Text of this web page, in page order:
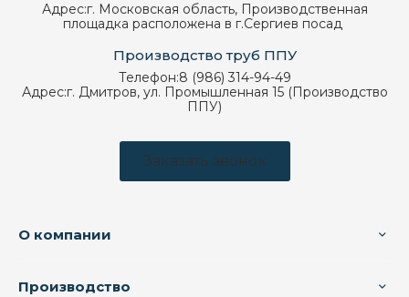
Адрес:г. Московская область, Производственная
площадка расположена в г.Сергиев посад
Производство труб ППУ
Телефон:8 (986) 314-94-49
Адрес:г. Дмитров, ул. Промышленная 15 (Производство
ППУ)
Заказать звонок
О компании
Производство